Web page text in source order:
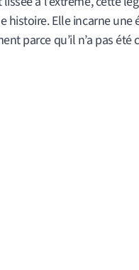
histoire. Elle incarne une
parce qu’il n’a pas